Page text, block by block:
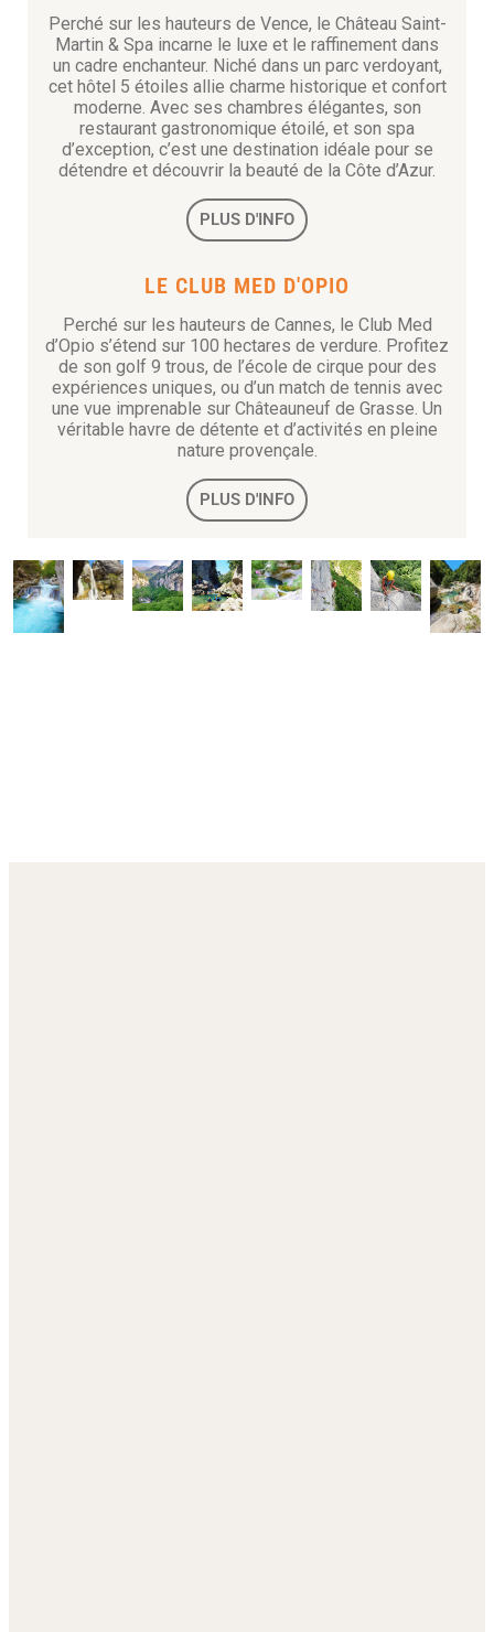
Perché sur les hauteurs de Vence, le Château Saint-
Martin & Spa incarne le luxe et le raffinement dans
un cadre enchanteur. Niché dans un parc verdoyant,
cet hôtel 5 étoiles allie charme historique et confort
moderne. Avec ses chambres élégantes, son
restaurant gastronomique étoilé, et son spa
d’exception, c’est une destination idéale pour se
détendre et découvrir la beauté de la Côte d’Azur.
PLUS D'INFO
LE CLUB MED D'OPIO
Perché sur les hauteurs de Cannes, le Club Med
d’Opio s’étend sur 100 hectares de verdure. Profitez
de son golf 9 trous, de l’école de cirque pour des
expériences uniques, ou d’un match de tennis avec
une vue imprenable sur Châteauneuf de Grasse. Un
véritable havre de détente et d’activités en pleine
nature provençale.
PLUS D'INFO